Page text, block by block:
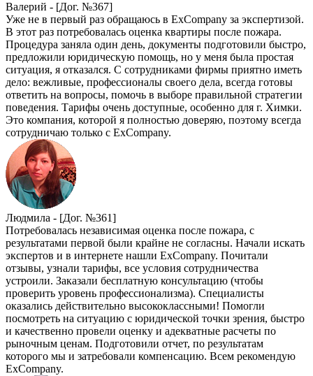
Валерий - [Дог. №367]
Уже не в первый раз обращаюсь в ExCompany за экспертизой.
В этот раз потребовалась оценка квартиры после пожара.
Процедура заняла один день, документы подготовили быстро,
предложили юридическую помощь, но у меня была простая
ситуация, я отказался. С сотрудниками фирмы приятно иметь
дело: вежливые, профессионалы своего дела, всегда готовы
ответить на вопросы, помочь в выборе правильной стратегии
поведения. Тарифы очень доступные, особенно для г. Химки.
Это компания, которой я полностью доверяю, поэтому всегда
сотрудничаю только с ExCompany.
Людмила - [Дог. №361]
Потребовалась независимая оценка после пожара, с
результатами первой были крайне не согласны. Начали искать
экспертов и в интернете нашли ExCompany. Почитали
отзывы, узнали тарифы, все условия сотрудничества
устроили. Заказали бесплатную консультацию (чтобы
проверить уровень профессионализма). Специалисты
оказались действительно высококлассными! Помогли
посмотреть на ситуацию с юридической точки зрения, быстро
и качественно провели оценку и адекватные расчеты по
рыночным ценам. Подготовили отчет, по результатам
которого мы и затребовали компенсацию. Всем рекомендую
ExCompany.